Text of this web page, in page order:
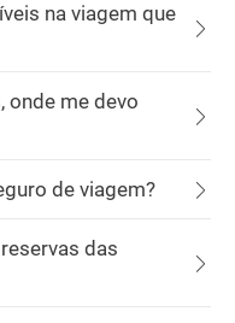
na viagem que
onde me devo
de viagem?
das